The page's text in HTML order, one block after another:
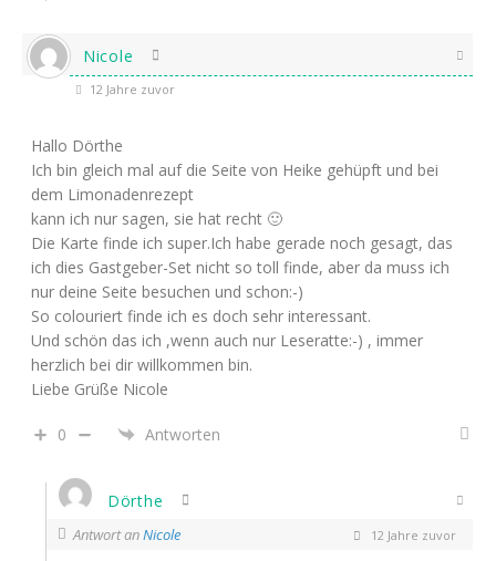
Nicole
12 Jahre zuvor
Hallo Dörthe
Ich bin gleich mal auf die Seite von Heike gehüpft und bei
dem Limonadenrezept
kann ich nur sagen, sie hat recht 🙂
Die Karte finde ich super.Ich habe gerade noch gesagt, das
ich dies Gastgeber-Set nicht so toll finde, aber da muss ich
nur deine Seite besuchen und schon:-)
So colouriert finde ich es doch sehr interessant.
Und schön das ich ,wenn auch nur Leseratte:-) , immer
herzlich bei dir willkommen bin.
Liebe Grüße Nicole
0 Antworten
Dörthe
Antwort anNicole 12 Jahre zuvor